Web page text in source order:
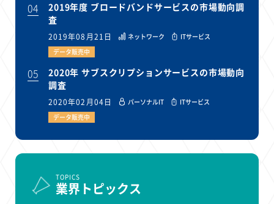
04
2019年度 ブロードバンドサービスの市場動向調
査
2019年08月21日 ネットワーク
ITサービス
データ販売中
05
2020年 サブスクリプションサービスの市場動向
調査
2020年02月04日 パーソナルIT
ITサービス
データ販売中
TOPICS
業界トピックス